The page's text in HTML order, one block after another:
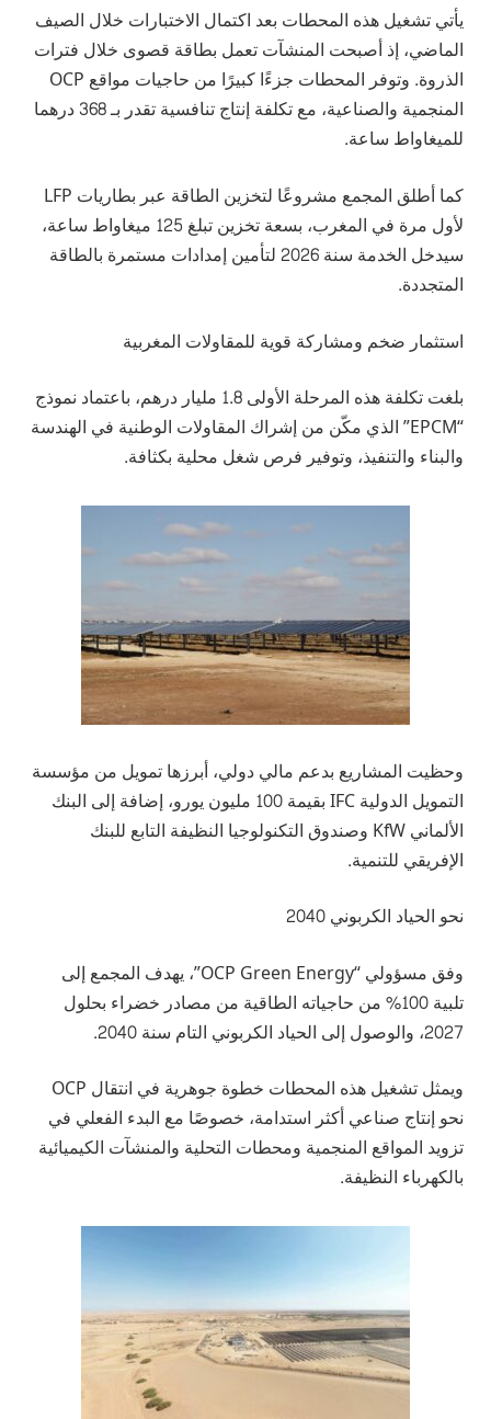
يأتي تشغيل هذه المحطات بعد اكتمال الاختبارات خلال الصيف
الماضي، إذ أصبحت المنشآت تعمل بطاقة قصوى خلال فترات
الذروة. وتوفر المحطات جزءًا كبيرًا من حاجيات مواقع OCP
المنجمية والصناعية، مع تكلفة إنتاج تنافسية تقدر بـ 368 درهما
للميغاواط ساعة.
كما أطلق المجمع مشروعًا لتخزين الطاقة عبر بطاريات LFP
لأول مرة في المغرب، بسعة تخزين تبلغ 125 ميغاواط ساعة،
سيدخل الخدمة سنة 2026 لتأمين إمدادات مستمرة بالطاقة
المتجددة.
استثمار ضخم ومشاركة قوية للمقاولات المغربية
بلغت تكلفة هذه المرحلة الأولى 1.8 مليار درهم، باعتماد نموذج
“EPCM” الذي مكّن من إشراك المقاولات الوطنية في الهندسة
والبناء والتنفيذ، وتوفير فرص شغل محلية بكثافة.
وحظيت المشاريع بدعم مالي دولي، أبرزها تمويل من مؤسسة
التمويل الدولية IFC بقيمة 100 مليون يورو، إضافة إلى البنك
الألماني KfW وصندوق التكنولوجيا النظيفة التابع للبنك
الإفريقي للتنمية.
نحو الحياد الكربوني 2040
وفق مسؤولي “OCP Green Energy”، يهدف المجمع إلى
تلبية 100% من حاجياته الطاقية من مصادر خضراء بحلول
2027، والوصول إلى الحياد الكربوني التام سنة 2040.
ويمثل تشغيل هذه المحطات خطوة جوهرية في انتقال OCP
نحو إنتاج صناعي أكثر استدامة، خصوصًا مع البدء الفعلي في
تزويد المواقع المنجمية ومحطات التحلية والمنشآت الكيميائية
بالكهرباء النظيفة.